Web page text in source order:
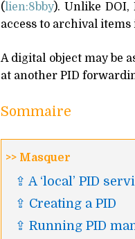
(lien:8bby). Unlike DOI,
access to archival
A digital object may be
at another PID
Sommaire
>> Masquer
⇪ A ‘local’ PID
⇪ Creating a PID
⇪ Running PID